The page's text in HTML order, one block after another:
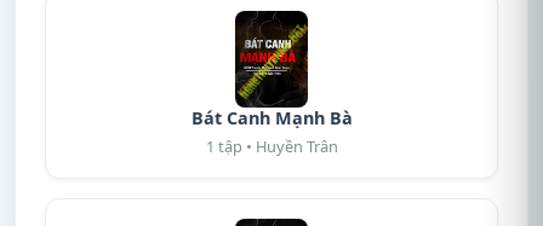
Bát Canh Mạnh Bà
1 tập • Huyền Trân